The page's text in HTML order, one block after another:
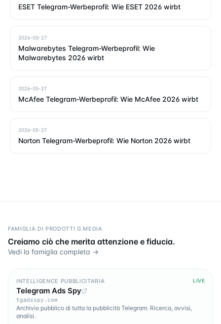
ESET Telegram-Werbeprofil: Wie ESET 2026 wirbt
2026-05-27
Malwarebytes Telegram-Werbeprofil: Wie
Malwarebytes 2026 wirbt
2026-05-27
McAfee Telegram-Werbeprofil: Wie McAfee 2026 wirbt
2026-05-27
Norton Telegram-Werbeprofil: Wie Norton 2026 wirbt
FAMIGLIA DI PRODOTTI G.MEDIA
Creiamo ciò che merita attenzione e fiducia.
Vedi la famiglia completa →
INTELLIGENCE PUBBLICITARIA LIVE
Telegram Ads Spy
tgadsspy.com
Archivio pubblico di tutta la pubblicità Telegram. Ricerca, avvisi,
analisi.